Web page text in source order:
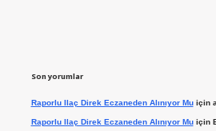
Son yorumlar
Raporlu Ilaç Direk Eczaneden Alınıyor Muiçin
Raporlu Ilaç Direk Eczaneden Alınıyor Muiçin